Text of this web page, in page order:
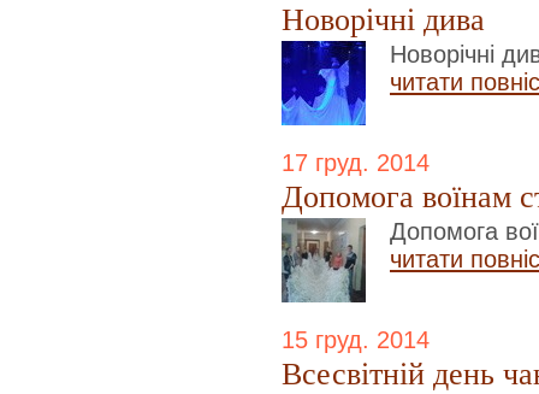
Новорічні дива
Новорічні
читати
17 груд. 2014
Допомога воїнам
Допомога
читати
15 груд. 2014
Всесвітній день